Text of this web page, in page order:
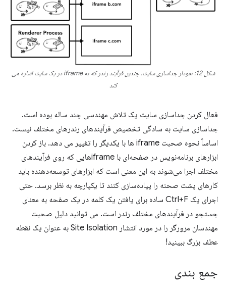
شکل 12: نمودار جداسازی سایت. چندین فرآیند رندر که به iframe در یک سایت اشاره می
کند
فعال کردن جداسازی سایت یک تلاش مهندسی چند ساله بوده است.
جداسازی سایت به سادگی تخصیص فرآیندهای رندرهای مختلف نیست.
اساساً نحوه صحبت iframe ها با یکدیگر را تغییر می دهد. باز کردن
ابزارهای برنامه‌نویس در صفحه‌ای با iframe‌هایی که روی فرآیندهای
مختلف اجرا می‌شوند به این معنی است که ابزارهای توسعه‌دهنده باید
کارهای پشت صحنه را پیاده‌سازی کنند تا یکپارچه به نظر برسد. حتی
اجرای یک Ctrl+F ساده برای یافتن یک کلمه در یک صفحه به معنای
جستجو در فرآیندهای مختلف رندر است. می توانید دلیل صحبت
مهندسان مرورگر را در مورد انتشار Site Isolation به عنوان یک نقطه
عطف بزرگ ببینید!
جمع بندی